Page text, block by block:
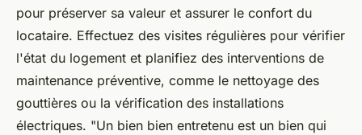
pour préserver sa valeur et assurer le confort du
locataire. Effectuez des visites régulières pour vérifier
l'état du logement et planifiez des interventions de
maintenance préventive, comme le nettoyage des
gouttières ou la vérification des installations
électriques. "Un bien bien entretenu est un bien qui